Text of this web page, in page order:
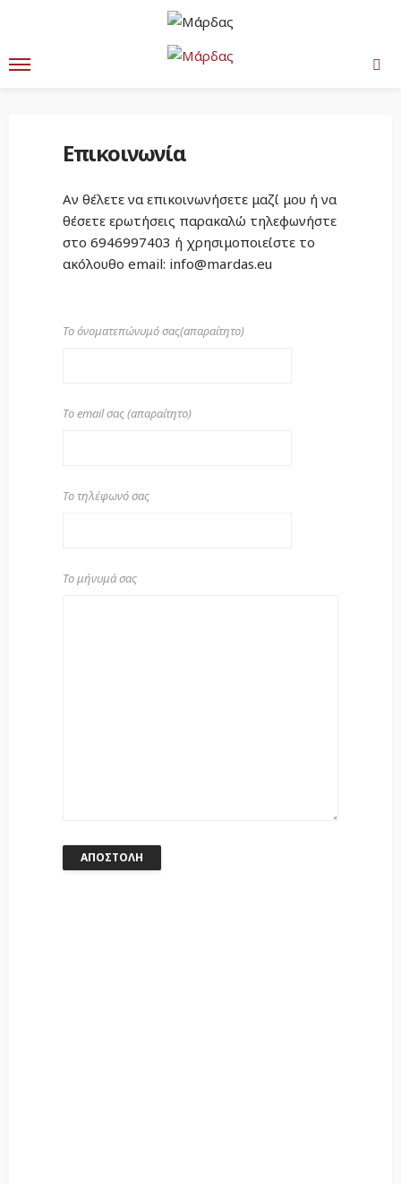
Επικοινωνία
Αν θέλετε να επικοινωνήσετε μαζί μου ή να
θέσετε ερωτήσεις παρακαλώ τηλεφωνήστε
στο 6946997403 ή χρησιμοποιείστε το
ακόλουθο email: info@mardas.eu
Το όνοματεπώνυμό σας(απαραίτητο)
Το email σας (απαραίτητο)
Το τηλέφωνό σας
Το μήνυμά σας